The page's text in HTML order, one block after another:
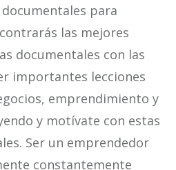
para
las mejores
documentales con las
importantes lecciones
emprendimiento y
y motívate con estas
Ser un emprendedor
constantemente